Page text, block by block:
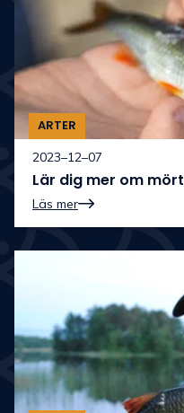
ARTER
2023–12–07
Lär dig mer om mört
Läs mer